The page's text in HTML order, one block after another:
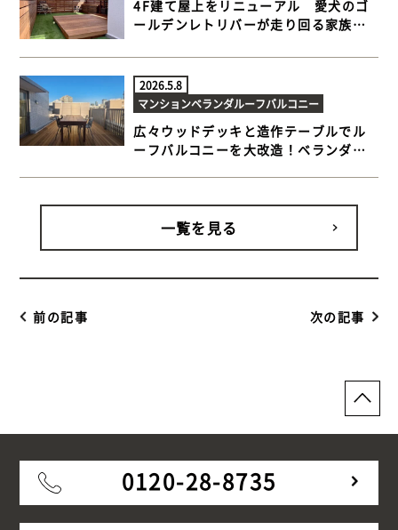
4F建て屋上をリニューアル 愛犬のゴ
ールデンレトリバーが走り回る家族だ
屋上 ウッドデッキ】
2026.5.8
マンションベランダルーフバルコニー
広々ウッドデッキと造作テーブルでル
ーフバルコニーを大改造！ベランダも
キ】
一覧を見る
前の記事 次の記事
0120-28-8735